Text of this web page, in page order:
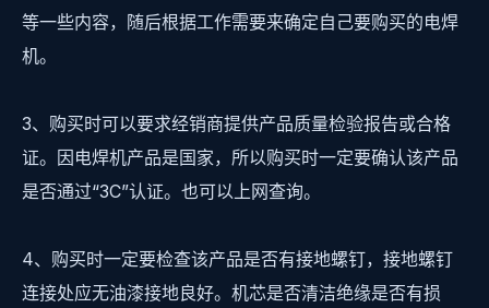
等一些内容，随后根据工作需要来确定自己要购买的电焊
机。
3、购买时可以要求经销商提供产品质量检验报告或合格
证。因电焊机产品是国家，所以购买时一定要确认该产品
是否通过“3C”认证。也可以上网查询。
4、购买时一定要检查该产品是否有接地螺钉，接地螺钉
连接处应无油漆接地良好。机芯是否清洁绝缘是否有损